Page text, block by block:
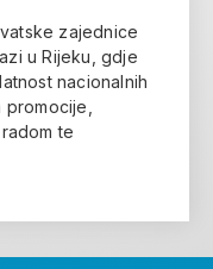
zajednice
u Rijeku, gdje
nacionalnih
te